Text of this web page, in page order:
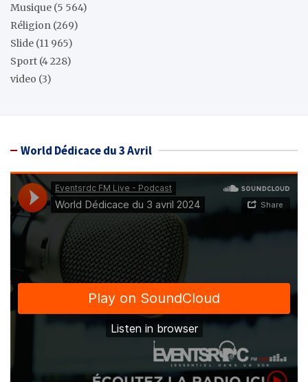
Musique (5 564)
Réligion (269)
Slide (11 965)
Sport (4 228)
video (3)
World Dédicace du 3 Avril